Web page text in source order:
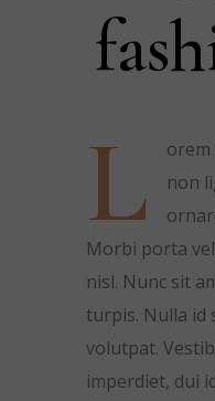
L
orem
non
Morbi porta
nisl. Nunc sit
turpis. Nulla id
volutpat.
imperdiet, dui